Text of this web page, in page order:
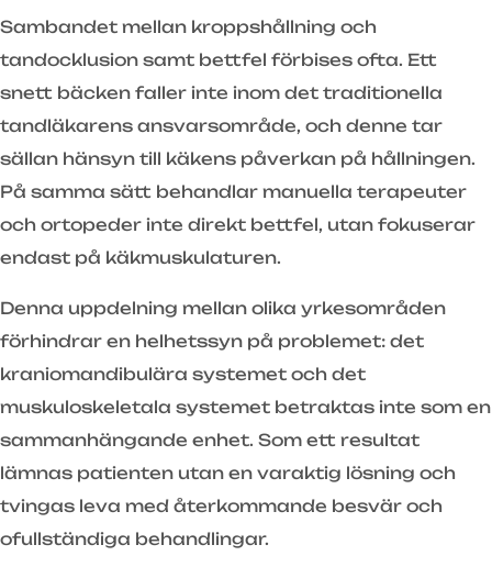
Sambandet mellan kroppshållning och
tandocklusion samt bettfel förbises ofta. Ett
snett bäcken faller inte inom det traditionella
tandläkarens ansvarsområde, och denne tar
sällan hänsyn till käkens påverkan på hållningen.
På samma sätt behandlar manuella terapeuter
och ortopeder inte direkt bettfel, utan fokuserar
endast på käkmuskulaturen.
Denna uppdelning mellan olika yrkesområden
förhindrar en helhetssyn på problemet: det
kraniomandibulära systemet och det
muskuloskeletala systemet betraktas inte som en
sammanhängande enhet. Som ett resultat
lämnas patienten utan en varaktig lösning och
tvingas leva med återkommande besvär och
ofullständiga behandlingar.